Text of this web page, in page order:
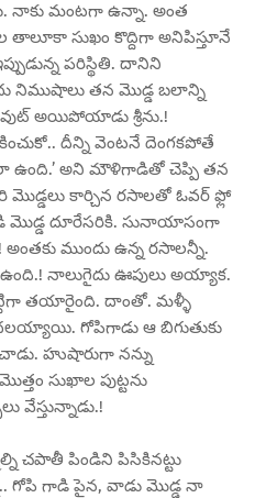
నాకు మంటగా ఉన్నా. అంత
సుఖం కొద్దిగా అనిపిస్తూనే
పరిస్థితి. దానిని
నిముషాలు తన మొడ్డ బలాన్ని
అయిపోయాడు శ్రీను.!
దీన్ని వెంటనే దెంగకపోతే
ఉంది.’ అని మౌళిగాడితో చెప్పి తన
మొడ్డలు కార్చిన రసాలతో ఓవర్ ఫ్లో
మొడ్డ దూరేసరికి. సునాయాసంగా
ముందు ఉన్న రసాలన్నీ.
ఉంది.! నాలుగైదు ఊపులు అయ్యాక.
తయారైంది. దాంతో. మళ్ళీ
గోపిగాడు ఆ బిగుతుకు
హుషారుగా నన్ను
సుఖాల పుట్టను
వేస్తున్నాడు.!
చపాతీ పిండిని పిసికినట్టు
గోపి గాడి పైన, వాడు మొడ్డ నా